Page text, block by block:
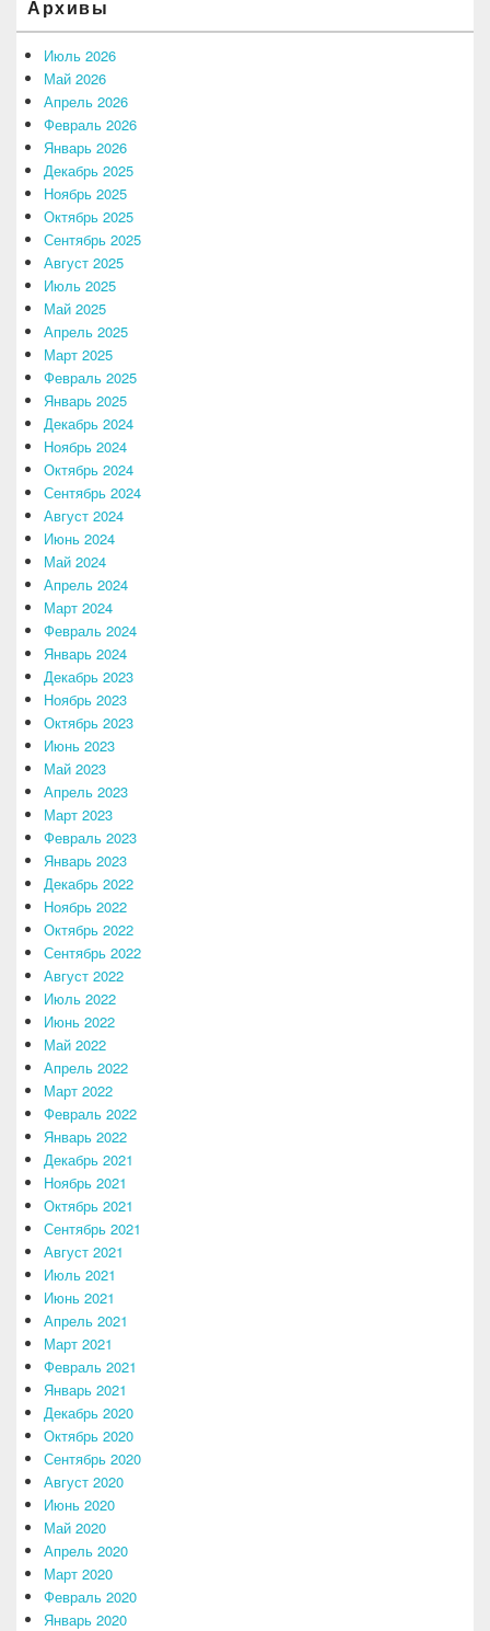
Архивы
Июль 2026
Май 2026
Апрель 2026
Февраль 2026
Январь 2026
Декабрь 2025
Ноябрь 2025
Октябрь 2025
Сентябрь 2025
Август 2025
Июль 2025
Май 2025
Апрель 2025
Март 2025
Февраль 2025
Январь 2025
Декабрь 2024
Ноябрь 2024
Октябрь 2024
Сентябрь 2024
Август 2024
Июнь 2024
Май 2024
Апрель 2024
Март 2024
Февраль 2024
Январь 2024
Декабрь 2023
Ноябрь 2023
Октябрь 2023
Июнь 2023
Май 2023
Апрель 2023
Март 2023
Февраль 2023
Январь 2023
Декабрь 2022
Ноябрь 2022
Октябрь 2022
Сентябрь 2022
Август 2022
Июль 2022
Июнь 2022
Май 2022
Апрель 2022
Март 2022
Февраль 2022
Январь 2022
Декабрь 2021
Ноябрь 2021
Октябрь 2021
Сентябрь 2021
Август 2021
Июль 2021
Июнь 2021
Апрель 2021
Март 2021
Февраль 2021
Январь 2021
Декабрь 2020
Октябрь 2020
Сентябрь 2020
Август 2020
Июнь 2020
Май 2020
Апрель 2020
Март 2020
Февраль 2020
Январь 2020